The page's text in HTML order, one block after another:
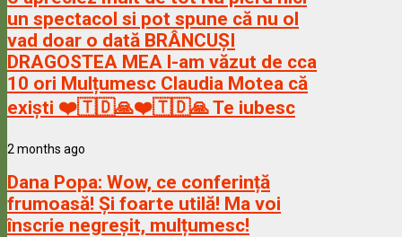
un spectacol si pot spune că nu ol
vad doar o dată BRÂNCUȘI
DRAGOSTEA MEA l-am văzut de cca
10 ori Mulțumesc Claudia Motea că
exiști ❤️🇹🇩🙏❤️🇹🇩🙏 Te iubesc
2 months ago
Dana Popa: Wow, ce conferință
frumoasă! Și foarte utilă! Ma voi
înscrie negreșit, mulțumesc!